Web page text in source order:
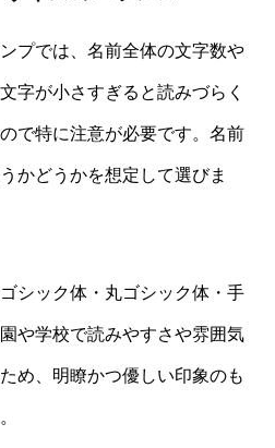
プでは、名前全体の文字数や
字が小さすぎると読みづらく
で特に注意が必要です。名前
かどうかを想定して選びま
シック体・丸ゴシック体・手
や学校で読みやすさや雰囲気
め、明瞭かつ優しい印象のも